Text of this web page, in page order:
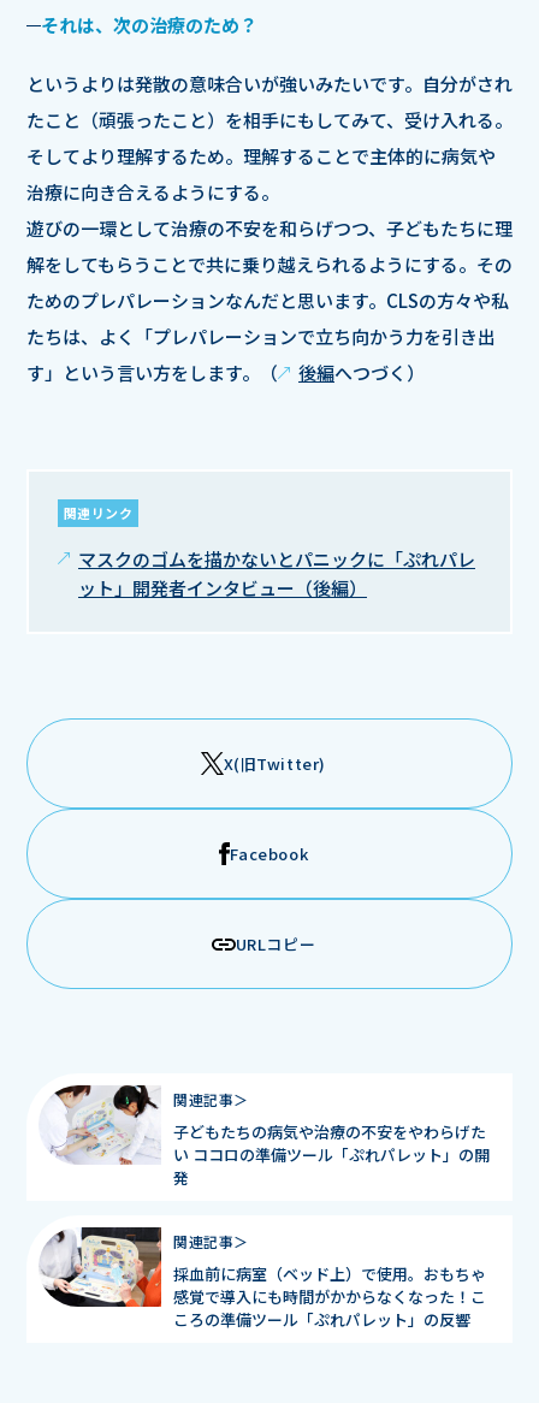
それは、次の治療のため？
というよりは発散の意味合いが強いみたいです。自分がされ
たこと（頑張ったこと）を相手にもしてみて、受け入れる。
そしてより理解するため。理解することで主体的に病気や
治療に向き合えるようにする。
遊びの一環として治療の不安を和らげつつ、子どもたちに理
解をしてもらうことで共に乗り越えられるようにする。その
ためのプレパレーションなんだと思います。CLSの方々や私
たちは、よく「プレパレーションで立ち向かう力を引き出
す」という言い方をします。（
後編へつづく）
関連リンク
マスクのゴムを描かないとパニックに「ぷれパレ
ット」開発者インタビュー（後編）
X(旧Twitter)
Facebook
URLコピー
関連記事＞
子どもたちの病気や治療の不安をやわらげた
い ココロの準備ツール「ぷれパレット」の開
発
関連記事＞
採血前に病室（ベッド上）で使用。おもちゃ
感覚で導入にも時間がかからなくなった！こ
ころの準備ツール「ぷれパレット」の反響